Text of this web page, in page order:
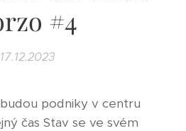
#4
17.12.2023
podniky v centru
čas Stav se ve svém